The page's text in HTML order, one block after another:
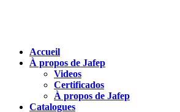
Accueil
À propos de Jafep
Videos
Certificados
À propos de Jafep
Catalogues